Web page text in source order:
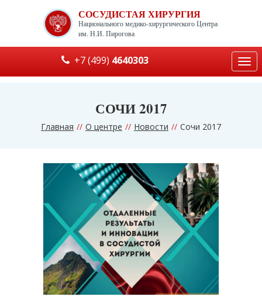
СОСУДИСТАЯ ХИРУРГИЯ
Национального медико-хирургического Центра
им. Н.И. Пирогова
+7 (499) 4640303
СОЧИ 2017
Главная О центре Новости Сочи 2017